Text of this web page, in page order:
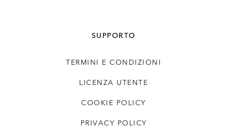
SUPPORTO
TERMINI E CONDIZIONI
LICENZA UTENTE
COOKIE POLICY
PRIVACY POLICY